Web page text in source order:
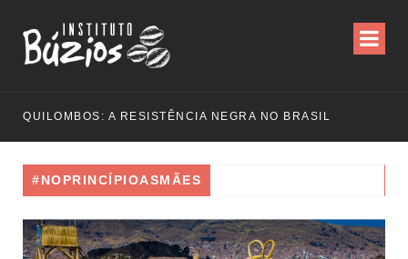
QUILOMBOS: A RESISTÊNCIA NEGRA NO BRASIL
#NOPRINCÍPIOASMÃES